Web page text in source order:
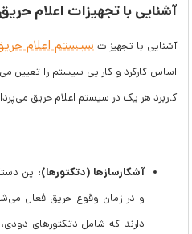
آشنایی با تجهیزات اعلام حریق
آشنایی با تجهیزاتسیستم اعلام
اساس کارکرد و کارایی سیستم را تعیین
کاربرد هر یک در سیستم اعلام حریق
آشکارسازها (دتکتورها): این
و در زمان وقوع حریق فعال
دارند که شامل دتکتورهای